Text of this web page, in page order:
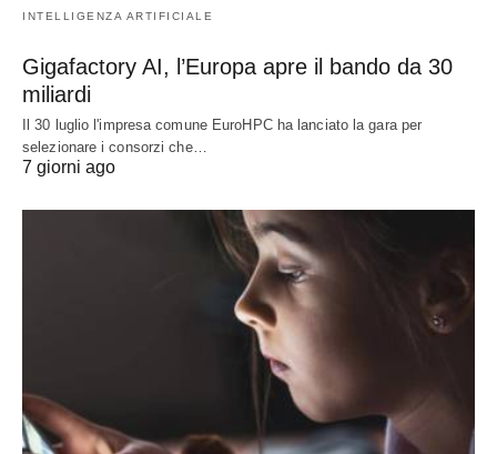
INTELLIGENZA ARTIFICIALE
Gigafactory AI, l’Europa apre il bando da 30
miliardi
Il 30 luglio l'impresa comune EuroHPC ha lanciato la gara per
selezionare i consorzi che…
7 giorni ago